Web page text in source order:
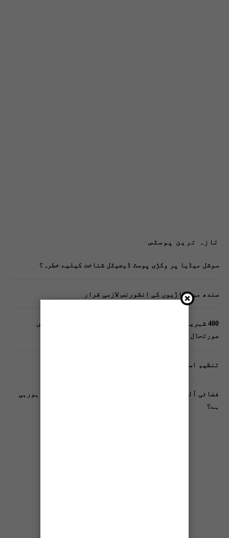
تازہ ترین پوسٹس
سوشل میڈیا پر وکڑی پوسٹ ڈیجیٹل شناخت کیلیے خطرہ؟
سندھ میں گاڑیوں کی انشورنس لازمی قرار
400 شہریوں کیلئے ایک پولیس اہلکار لازمی، کراچی میں
صورتحال کیا ہے؟
تنظیم اسلامی کے زیرِ اہتمام ملک گیر آگاہی مہم!
فضائی آلودگی انسانی دماغ کیلیے کیسے خطرناک ثابت ہورہی
ہے؟